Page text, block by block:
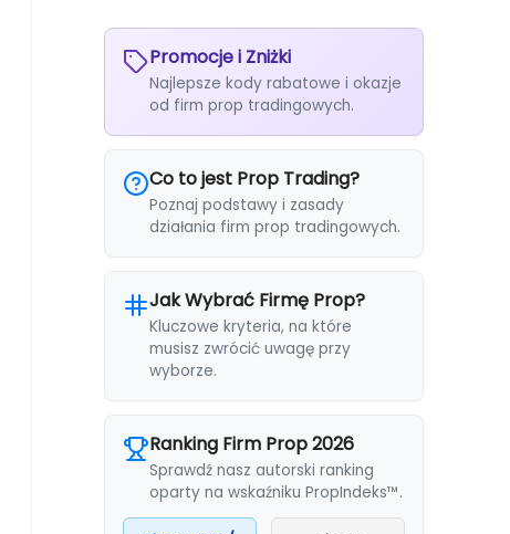
Promocje i Zniżki
Najlepsze kody rabatowe i okazje
od firm prop tradingowych.
Co to jest Prop Trading?
Poznaj podstawy i zasady
działania firm prop tradingowych.
Jak Wybrać Firmę Prop?
Kluczowe kryteria, na które
musisz zwrócić uwagę przy
wyborze.
Ranking Firm Prop 2026
Sprawdź nasz autorski ranking
oparty na wskaźniku PropIndeks™.